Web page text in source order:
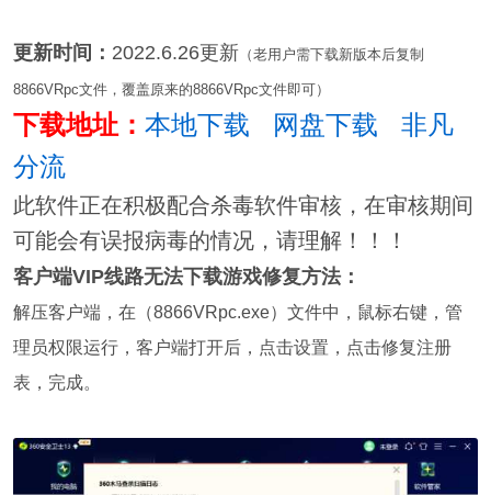
更新时间： 2022.6.26更新（老用户需下载新版本后复制
8866VRpc文件，覆盖原来的8866VRpc文件即可）
下载地址： 本地下载 网盘下载
非凡
分流
此软件正在积极配合杀毒软件审核，在审核期间
可能会有误报病毒的情况，请理解！！！
客户端VIP线路无法下载游戏修复方法：
解压客户端，在（8866VRpc.exe）文件中，鼠标右键，管
理员权限运行，客户端打开后，点击设置，点击修复注册
表，完成。